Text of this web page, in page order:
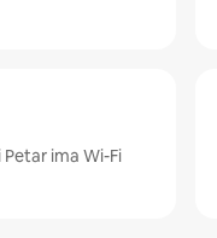
ima Wi-Fi